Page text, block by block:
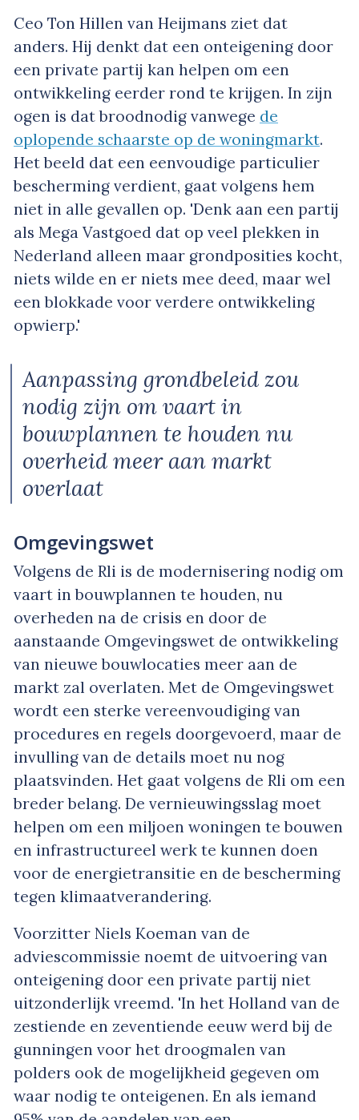
Ceo Ton Hillen van Heijmans ziet dat
anders. Hij denkt dat een onteigening door
een private partij kan helpen om een
ontwikkeling eerder rond te krijgen. In zijn
ogen is dat broodnodig vanwege de
oplopende schaarste op de woningmarkt.
Het beeld dat een eenvoudige particulier
bescherming verdient, gaat volgens hem
niet in alle gevallen op. 'Denk aan een partij
als Mega Vastgoed dat op veel plekken in
Nederland alleen maar grondposities kocht,
niets wilde en er niets mee deed, maar wel
een blokkade voor verdere ontwikkeling
opwierp.'
Aanpassing grondbeleid zou
nodig zijn om vaart in
bouwplannen te houden nu
overheid meer aan markt
overlaat
Omgevingswet
Volgens de Rli is de modernisering nodig om
vaart in bouwplannen te houden, nu
overheden na de crisis en door de
aanstaande Omgevingswet de ontwikkeling
van nieuwe bouwlocaties meer aan de
markt zal overlaten. Met de Omgevingswet
wordt een sterke vereenvoudiging van
procedures en regels doorgevoerd, maar de
invulling van de details moet nu nog
plaatsvinden. Het gaat volgens de Rli om een
breder belang. De vernieuwingsslag moet
helpen om een miljoen woningen te bouwen
en infrastructureel werk te kunnen doen
voor de energietransitie en de bescherming
tegen klimaatverandering.
Voorzitter Niels Koeman van de
adviescommissie noemt de uitvoering van
onteigening door een private partij niet
uitzonderlijk vreemd. 'In het Holland van de
zestiende en zeventiende eeuw werd bij de
gunningen voor het droogmalen van
polders ook de mogelijkheid gegeven om
waar nodig te onteigenen. En als iemand